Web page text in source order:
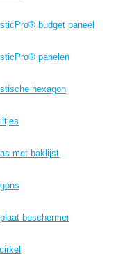
budget paneel
panelen
hexagon
met baklijst
beschermer